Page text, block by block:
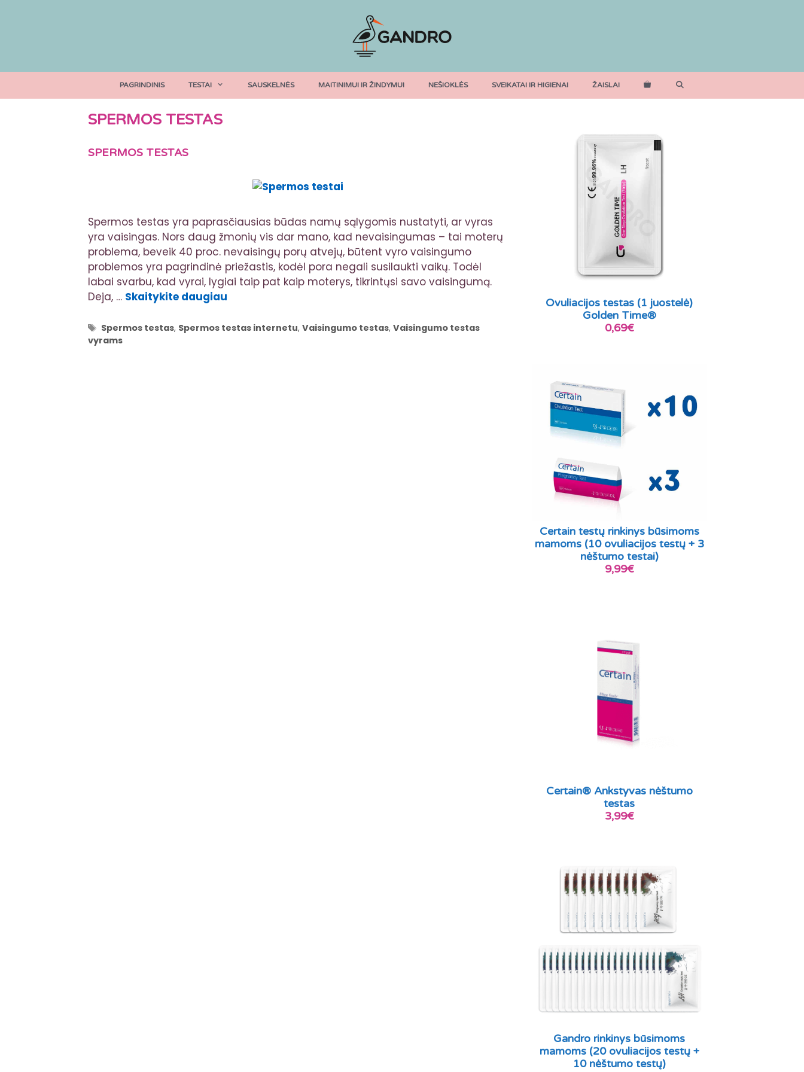
PAGRINDINIS TESTAI SAUSKELNĖS MAITINIMUI IR ŽINDYMUI NEŠIOKLĖS SVEIKATAI IR HIGIENAI ŽAISLAI
SPERMOS TESTAS
SPERMOS TESTAS
Spermos testas yra paprasčiausias būdas namų sąlygomis nustatyti, ar vyras
yra vaisingas. Nors daug žmonių vis dar mano, kad nevaisingumas – tai moterų
problema, beveik 40 proc. nevaisingų porų atvejų, būtent vyro vaisingumo
problemos yra pagrindinė priežastis, kodėl pora negali susilaukti vaikų. Todėl
labai svarbu, kad vyrai, lygiai taip pat kaip moterys, tikrintųsi savo vaisingumą.
Deja, … Skaitykite daugiau
Žymos
Spermos testas, Spermos testas internetu, Vaisingumo testas, Vaisingumo testas
vyrams
Ovuliacijos testas (1 juostelė)
Golden Time®
0,69€
Certain testų rinkinys būsimoms
mamoms (10 ovuliacijos testų + 3
nėštumo testai)
9,99€
Certain® Ankstyvas nėštumo
testas
3,99€
Gandro rinkinys būsimoms
mamoms (20 ovuliacijos testų +
10 nėštumo testų)